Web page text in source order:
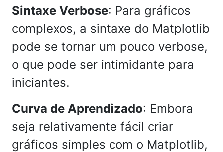
Sintaxe Verbose: Para gráficos
complexos, a sintaxe do Matplotlib
pode se tornar um pouco verbose,
o que pode ser intimidante para
iniciantes.
Curva de Aprendizado: Embora
seja relativamente fácil criar
gráficos simples com o Matplotlib,